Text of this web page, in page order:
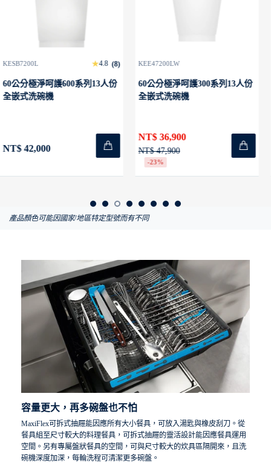
KEE47200LW
60公分極淨呵護300系列13人份
全嵌式洗碗機
NT$ 47,900
KEE47200IW
60公分極淨呵護300系列13人份
半嵌式洗碗機
NT$ 26,900
NT$ 46,900
產品顏色可能因國家/地區特定型號而有不同
容量更大，再多碗盤也不怕
MaxiFlex可拆式抽屜能因應所有大小餐具，可放入湯匙與橡皮刮刀。從
餐具組至尺寸較大的料理餐具，可拆式抽屜的靈活設計能因應餐具運用
空間。另有專屬盤狀餐具的空間，可與尺寸較大的炊具區隔開來，且洗
碗機深度加深，每輪洗程可清潔更多碗盤。